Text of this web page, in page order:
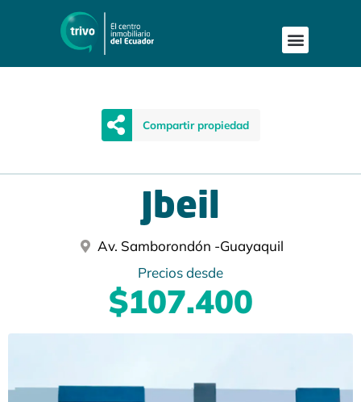
Compartir propiedad
Jbeil
Av. Samborondón -Guayaquil
Precios desde
$107.400